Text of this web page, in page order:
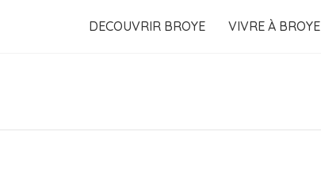
DECOUVRIR BROYE VIVRE À BROYE